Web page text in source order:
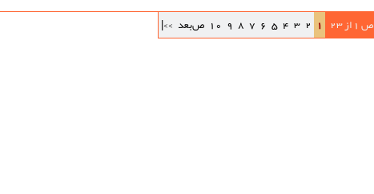
ص 1 از 23 1
2
3
4
5
6
7
8
9
10 ص‌بعد >>|